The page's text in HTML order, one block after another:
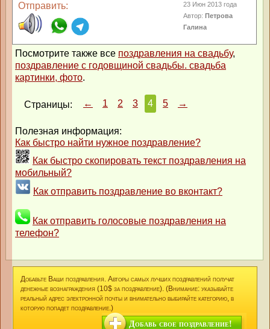
Отправить:
23 Июн 2013 года
Автор:Петрова
Галина
Посмотрите также все поздравления на свадьбу,
поздравление с годовщиной свадьбы. свадьба
картинки, фото.
Страницы: ← 1 2 3 4 5 →
Полезная информация:
Как быстро найти нужное поздравление?
Как быстро скопировать текст поздравления на
мобильный?
Как отправить поздравление во вконтакт?
Как отправить голосовые поздравления на
телефон?
Добавьте Ваши поздравления. Авторы самых лучших поздравлений получат
денежные вознаграждения (10$ за поздравление). (Внимание: указывайте
реальный адрес электронной почты и внимательно выбирайте категорию, в
которую попадет поздравление.)
Добавь свое поздравление!